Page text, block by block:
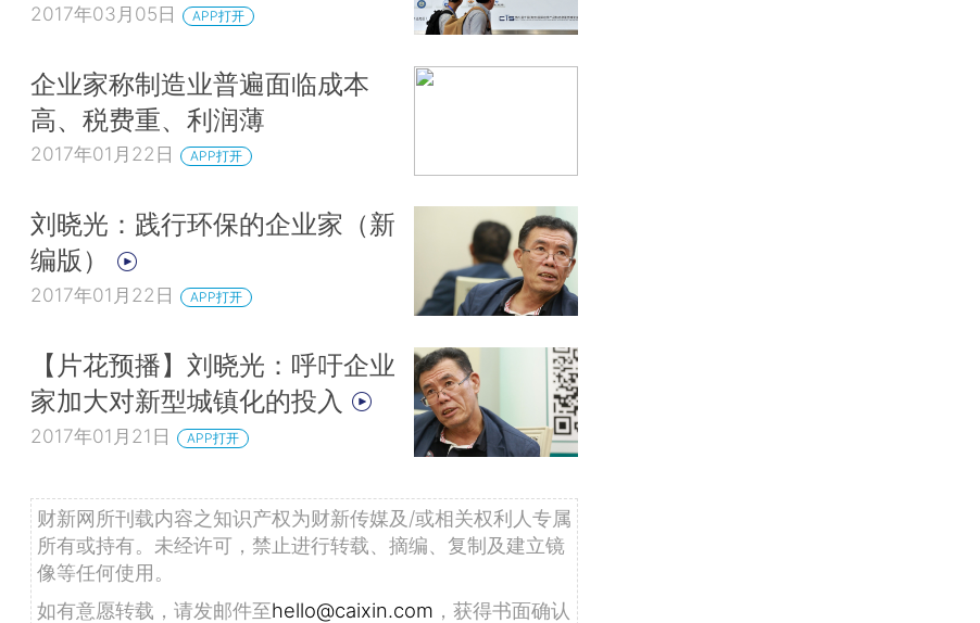
2017年03月05日 APP打开
企业家称制造业普遍面临成本
高、税费重、利润薄
2017年01月22日 APP打开
刘晓光：践行环保的企业家（新
编版）
2017年01月22日 APP打开
【片花预播】刘晓光：呼吁企业
家加大对新型城镇化的投入
2017年01月21日 APP打开
财新网所刊载内容之知识产权为财新传媒及/或相关权利人专属
所有或持有。未经许可，禁止进行转载、摘编、复制及建立镜
像等任何使用。
如有意愿转载，请发邮件至hello@caixin.com ，获得书面确认